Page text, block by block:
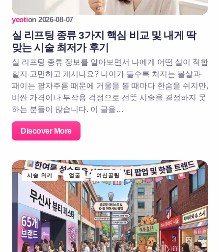
yeotion 2026-08-07
실 리프팅 종류 3가지 핵심 비교 및 내게 딱
맞는 시술 최저가 후기
실 리프팅 종류 정보를 알아보면서 나에게 어떤 실이 적합
할지 고민하고 계시나요? 나이가 들수록 처지는 볼살과
패이는 팔자주름 때문에 거울을 볼 때마다 한숨을 쉬지만,
비싼 가격이나 부작용 걱정으로 선뜻 시술을 결정하지 못
하는 분들이 많습니다. 이 글을…
Discover More
시술 위키 얼굴 여신꿀팁